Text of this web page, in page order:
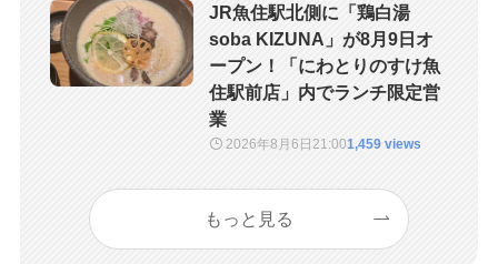
JR魚住駅北側に「鶏白湯
soba KIZUNA」が8月9日オ
ープン！「にわとりのすけ魚
住駅前店」内でランチ限定営
業
2026年8月6日 21:001,459 views
もっと見る